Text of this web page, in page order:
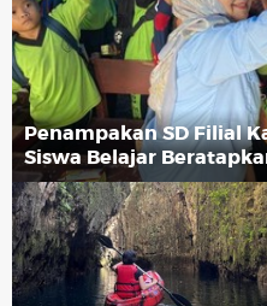
Penampakan SD Filial
Siswa Belajar